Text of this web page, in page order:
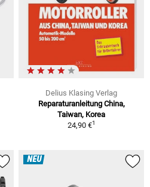
Delius Klasing Verlag
Reparaturanleitung China,
Taiwan, Korea
24,90 €1
NEU